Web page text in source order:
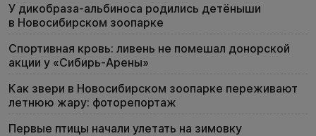
У дикобраза-альбиноса родились детёныши
в Новосибирском зоопарке
Спортивная кровь: ливень не помешал донорской
акции у «Сибирь-Арены»
Как звери в Новосибирском зоопарке переживают
летнюю жару: фоторепортаж
Первые птицы начали улетать на зимовку